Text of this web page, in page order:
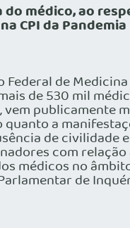
do médico, ao
CPI da Pandemia
Federal de Medicina
de 530 mil
vem publicamente
quanto a
de civilidade
com
médicos no
de